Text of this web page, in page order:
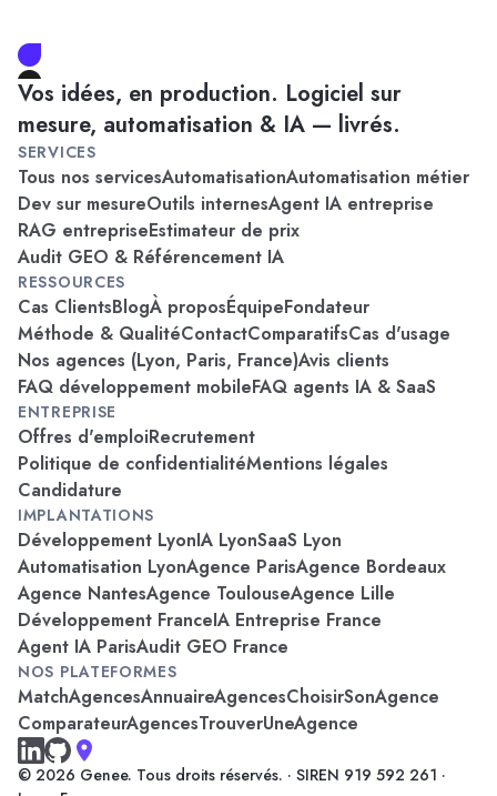
Vos idées, en production. Logiciel sur
mesure, automatisation & IA — livrés.
SERVICES
Tous nos servicesAutomatisationAutomatisation métier
Dev sur mesureOutils internesAgent IA entreprise
RAG entrepriseEstimateur de prix
Audit GEO & Référencement IA
RESSOURCES
Cas ClientsBlogÀ proposÉquipeFondateur
Méthode & QualitéContactComparatifsCas d'usage
Nos agences (Lyon, Paris, France)Avis clients
FAQ développement mobileFAQ agents IA & SaaS
ENTREPRISE
Offres d'emploiRecrutement
Politique de confidentialitéMentions légales
Candidature
IMPLANTATIONS
Développement LyonIA LyonSaaS Lyon
Automatisation LyonAgence ParisAgence Bordeaux
Agence NantesAgence ToulouseAgence Lille
Développement FranceIA Entreprise France
Agent IA ParisAudit GEO France
NOS PLATEFORMES
MatchAgencesAnnuaireAgencesChoisirSonAgence
ComparateurAgencesTrouverUneAgence
© 2026 Genee. Tous droits réservés. · SIREN 919 592 261 ·